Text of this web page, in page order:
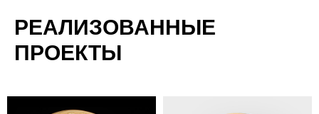
РЕАЛИЗОВАННЫЕ
ПРОЕКТЫ